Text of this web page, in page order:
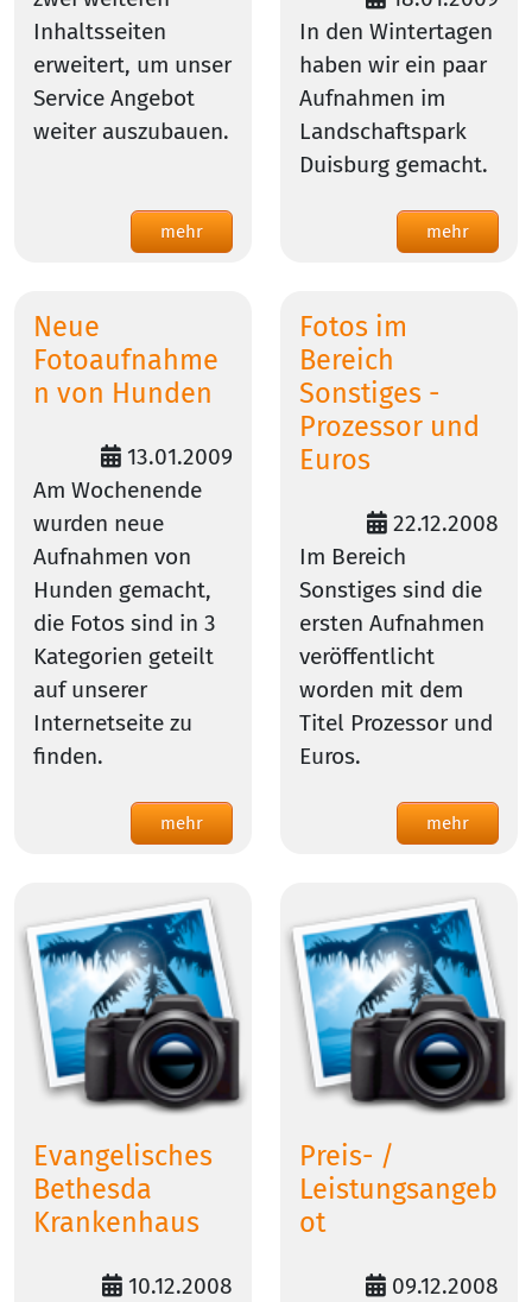
Inhaltsseiten
erweitert, um unser
Service Angebot
weiter auszubauen.
mehr
In den Wintertagen
haben wir ein paar
Aufnahmen im
Landschaftspark
Duisburg gemacht.
mehr
Neue
Fotoaufnahme
n von Hunden
13.01.2009
Am Wochenende
wurden neue
Aufnahmen von
Hunden gemacht,
die Fotos sind in 3
Kategorien geteilt
auf unserer
Internetseite zu
finden.
mehr
Fotos im
Bereich
Sonstiges -
Prozessor und
Euros
22.12.2008
Im Bereich
Sonstiges sind die
ersten Aufnahmen
veröffentlicht
worden mit dem
Titel Prozessor und
Euros.
mehr
Evangelisches
Bethesda
Krankenhaus
10.12.2008
Preis- /
Leistungsangeb
ot
09.12.2008